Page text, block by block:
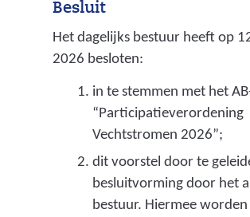
v
n
c
a
l
Besluit
Het dagelijks bestuur heeft op
2026 besloten:
in te stemmen met het
“Participatieverordening
Vechtstromen 2026”;
dit voorstel door te
besluitvorming door het
bestuur. Hiermee worden